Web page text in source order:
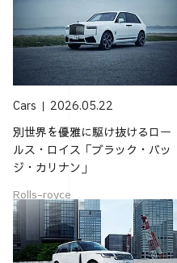
Cars 2026.05.22
別世界を優雅に駆け抜けるロー
ルス・ロイス「ブラック・バッ
ジ・カリナン」
Rolls-royce